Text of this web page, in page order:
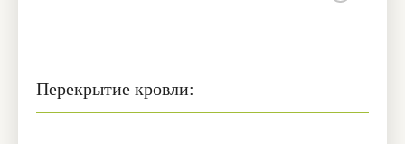
Перекрытие кровли: